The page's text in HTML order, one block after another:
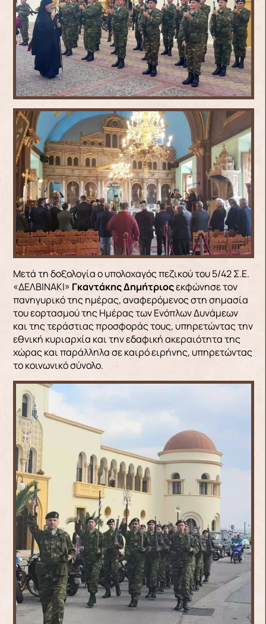
Μετά τη δοξολογία ο υπολοχαγός πεζικού του 5/42 Σ.Ε.
«ΔΕΛΒΙΝΑΚΙ» Γκαντάκης Δημήτριοςεκφώνησε τον
πανηγυρικό της ημέρας, αναφερόμενος στη σημασία
του εορτασμού της Ημέρας των Ενόπλων Δυνάμεων
και της τεράστιας προσφοράς τους, υπηρετώντας την
εθνική κυριαρχία και την εδαφική ακεραιότητα της
χώρας και παράλληλα σε καιρό ειρήνης, υπηρετώντας
το κοινωνικό σύνολο.